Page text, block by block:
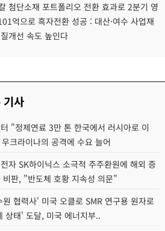
첨단소재 포트폴리오 전환 효과로 2분기 영
억으로 흑자전환 성공 : 대산·여수 사업재
개선 속도 높인다
기사
"정제연료 3만 톤 한국에서 러시아로 이
크라이나의 공격에 수요 늘어
자 SK하이닉스 소극적 주주환원에 해외 증
비판, "반도체 호황 지속성 의문"
원 협력사' 미국 오클로 SMR 연구용 원자로
상태' 도달, 미국 에너지부..